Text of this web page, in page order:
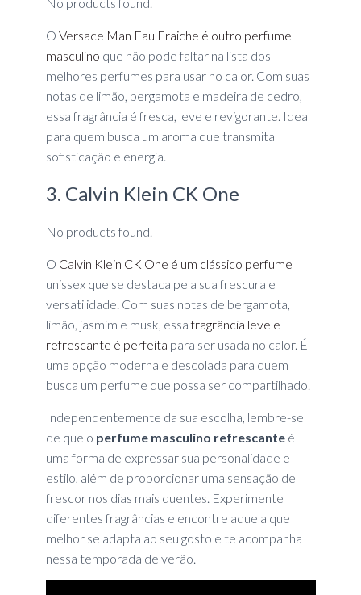
O Versace Man Eau Fraiche é outro perfume
masculino que não pode faltar na lista dos
melhores perfumes para usar no calor. Com suas
notas de limão, bergamota e madeira de cedro,
essa fragrância é fresca, leve e revigorante. Ideal
para quem busca um aroma que transmita
sofisticação e energia.
3. Calvin Klein CK One
No products found.
O Calvin Klein CK One é um clássico perfume
unissex que se destaca pela sua frescura e
versatilidade. Com suas notas de bergamota,
limão, jasmim e musk, essafragrância leve e
refrescante é perfeita para ser usada no calor. É
uma opção moderna e descolada para quem
busca um perfume que possa ser compartilhado.
Independentemente da sua escolha, lembre-se
de que o perfume masculino refrescanteé
uma forma de expressar sua personalidade e
estilo, além de proporcionar uma sensação de
frescor nos dias mais quentes. Experimente
diferentes fragrâncias e encontre aquela que
melhor se adapta ao seu gosto e te acompanha
nessa temporada de verão.